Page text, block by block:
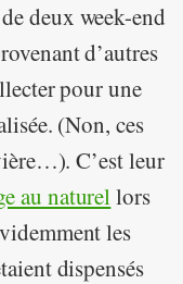
deux week-end
d’autres
pour une
(Non, ces
C’est leur
au naturellors
les
dispensés